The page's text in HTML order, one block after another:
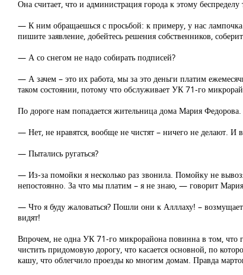
Она считает, что и администрация города к этому
— К ним обращаешься с просьбой: к примеру, у нас
пишите заявление, добейтесь решения собственников,
— А со снегом не надо собирать подписей?
— А зачем – это их работа, мы за это деньги платим
таком состоянии, потому что обслуживает УК 71-го
По дороге нам попадается жительница дома Мария Федорова.
— Нет, не нравятся, вообще не чистят – ничего не делают. И
— Пытались ругаться?
— Из-за помойки я несколько раз звонила. Помойку не
непостоянно. За что мы платим – я не знаю, — говорит
— Что я буду жаловаться? Пошли они к Алллаху! –
видят!
Впрочем, не одна УК 71-го микрорайона повинна в том, что
чистить придомовую дорогу, что касается основной, по
кашу, что облегчило проезды ко многим домам. Правда